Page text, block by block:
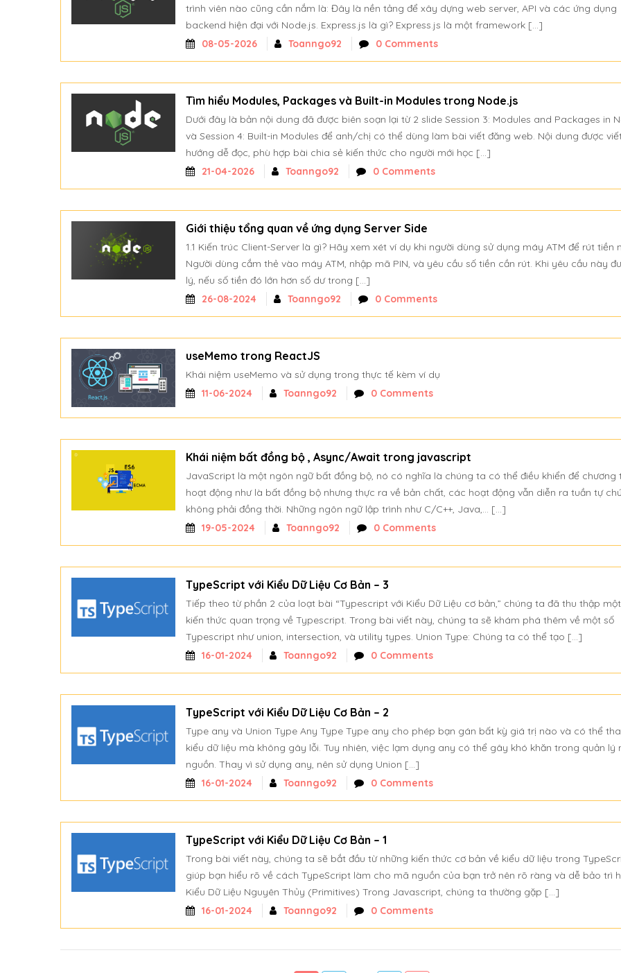
trình viên nào cũng cần nắm là: Đây là nền tảng để xây dựng web server, API và các ứng dụng
backend hiện đại với Node.js. Express.js là gì? Express.js là một framework […]
08-05-2026
Toanngo92 0 Comments
Tìm hiểu Modules, Packages và Built-in Modules trong Node.js
Dưới đây là bản nội dung đã được biên soạn lại từ 2 slide Session 3: Modules and Packages in
và Session 4: Built-in Modules để anh/chị có thể dùng làm bài viết đăng web. Nội dung được
hướng dễ đọc, phù hợp bài chia sẻ kiến thức cho người mới học […]
21-04-2026
Toanngo92 0 Comments
Giới thiệu tổng quan về ứng dụng Server Side
1.1 Kiến trúc Client-Server là gì? Hãy xem xét ví dụ khi người dùng sử dụng máy ATM để rút tiền
Người dùng cắm thẻ vào máy ATM, nhập mã PIN, và yêu cầu số tiền cần rút. Khi yêu cầu này
lý, nếu số tiền đó lớn hơn số dư trong […]
26-08-2024
Toanngo92 0 Comments
useMemo trong ReactJS
Khái niệm useMemo và sử dụng trong thực tế kèm ví dụ
11-06-2024
Toanngo92 0 Comments
Khái niệm bất đồng bộ , Async/Await trong javascript
JavaScript là một ngôn ngữ bất đồng bộ, nó có nghĩa là chúng ta có thể điều khiển để chương
hoạt động như là bất đồng bộ nhưng thực ra về bản chất, các hoạt động vẫn diễn ra tuần tự
không phải đồng thời. Những ngôn ngữ lập trình như C/C++, Java,… […]
19-05-2024
Toanngo92 0 Comments
TypeScript với Kiểu Dữ Liệu Cơ Bản – 3
Tiếp theo từ phần 2 của loạt bài “Typescript với Kiểu Dữ Liệu cơ bản,” chúng ta đã thu thập
kiến thức quan trọng về Typescript. Trong bài viết này, chúng ta sẽ khám phá thêm về một số
Typescript như union, intersection, và utility types. Union Type: Chúng ta có thể tạo […]
16-01-2024
Toanngo92 0 Comments
TypeScript với Kiểu Dữ Liệu Cơ Bản – 2
Type any và Union Type Any Type Type any cho phép bạn gán bất kỳ giá trị nào và có thể
kiểu dữ liệu mà không gây lỗi. Tuy nhiên, việc lạm dụng any có thể gây khó khăn trong quản lý
nguồn. Thay vì sử dụng any, nên sử dụng Union […]
16-01-2024
Toanngo92 0 Comments
TypeScript với Kiểu Dữ Liệu Cơ Bản – 1
Trong bài viết này, chúng ta sẽ bắt đầu từ những kiến thức cơ bản về kiểu dữ liệu trong
giúp bạn hiểu rõ về cách TypeScript làm cho mã nguồn của bạn trở nên rõ ràng và dễ bảo trì
Kiểu Dữ Liệu Nguyên Thủy (Primitives) Trong Javascript, chúng ta thường gặp […]
16-01-2024
Toanngo92 0 Comments